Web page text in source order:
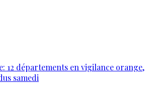
12 départements en vigilance orange,
samedi